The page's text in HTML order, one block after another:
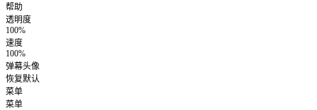
帮助
透明度
100%
速度
100%
弹幕头像
恢复默认
菜单
菜单